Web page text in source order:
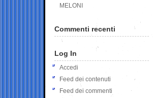
MELONI
Commenti recenti
Log In
Accedi
Feed dei contenuti
Feed dei commenti